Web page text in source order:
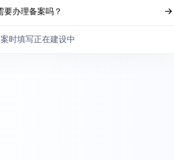
要办理备案吗？
时填写正在建设中